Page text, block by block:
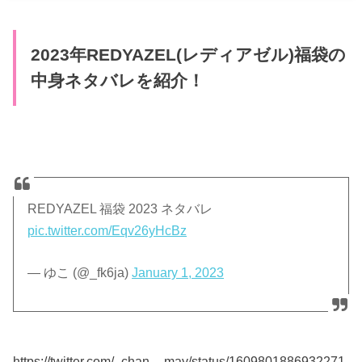
2023年REDYAZEL(レディアゼル)福袋の
中身ネタバレを紹介！
REDYAZEL 福袋 2023 ネタバレ
pic.twitter.com/Eqv26yHcBz
— ゆこ (@_fk6ja)January 1, 2023